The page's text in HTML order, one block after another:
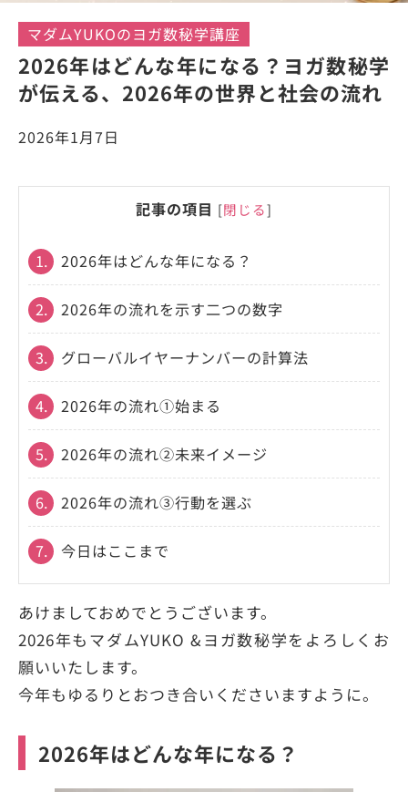
マダムYUKOのヨガ数秘学講座
2026年はどんな年になる？ヨガ数秘学
が伝える、2026年の世界と社会の流れ
2026年1月7日
記事の項目 [閉じる]
1. 2026年はどんな年になる？
2. 2026年の流れを示す二つの数字
3. グローバルイヤーナンバーの計算法
4. 2026年の流れ①始まる
5. 2026年の流れ②未来イメージ
6. 2026年の流れ③行動を選ぶ
7. 今日はここまで
あけましておめでとうございます。
2026年もマダムYUKO &ヨガ数秘学をよろしくお
願いいたします。
今年もゆるりとおつき合いくださいますように。
2026年はどんな年になる？